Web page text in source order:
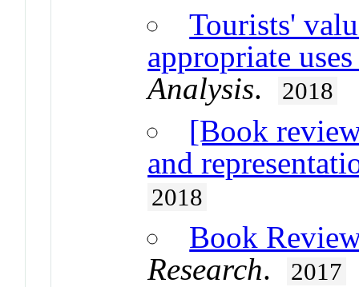
Tourists'
appropriate
Analysis. 2018
[Book
and
2018
Book Review
Research. 2017